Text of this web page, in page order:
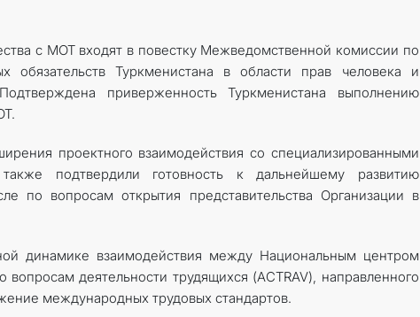
с МОТ входят в повестку Межведомственной комиссии по
обязательств Туркменистана в области прав человека и
приверженность Туркменистана выполнению
проектного взаимодействия со специализированными
подтвердили готовность к дальнейшему развитию
по вопросам открытия представительства Организации в
динамике взаимодействия между Национальным центром
деятельности трудящихся (ACTRAV), направленного
международных трудовых стандартов.